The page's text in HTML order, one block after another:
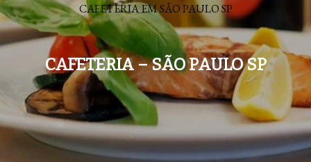
CAFETERIA EM SÃO PAULO SP
CAFETERIA – SÃO PAULO SP